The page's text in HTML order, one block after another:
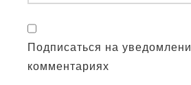
Подписаться на
комментариях